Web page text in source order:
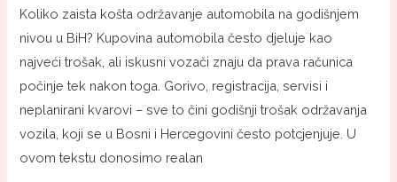
Koliko zaista košta održavanje automobila na godišnjem
nivou u BiH? Kupovina automobila često djeluje kao
najveći trošak, ali iskusni vozači znaju da prava računica
počinje tek nakon toga. Gorivo, registracija, servisi i
neplanirani kvarovi – sve to čini godišnji trošak održavanja
vozila, koji se u Bosni i Hercegovini često potcjenjuje. U
ovom tekstu donosimo realan